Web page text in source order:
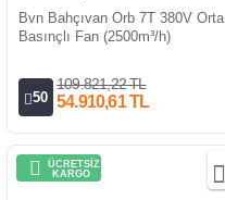
Bvn Bahçıvan Orb 7T 380V Orta
Basınçlı Fan (2500m³/h)
50
109.821,22 TL
54.910,61 TL
ÜCRETSİZ
KARGO